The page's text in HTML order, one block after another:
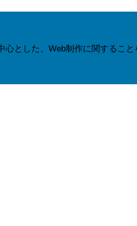
とした、Web制作に関すること